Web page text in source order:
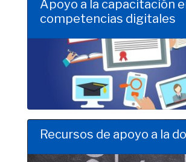
Apoyo a la capacitación
competencias digitales
Clic para saber más
Recursos de apoyo a la